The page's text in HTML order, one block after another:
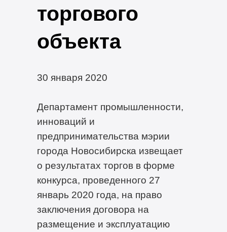
торгового
объекта
30 января 2020
Департамент промышленности,
инноваций и
предпринимательства мэрии
города Новосибирска извещает
о результатах торгов в форме
конкурса, проведенного 27
январь 2020 года, на право
заключения договора на
размещение и эксплуатацию